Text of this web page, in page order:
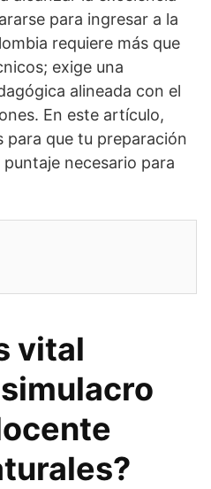
para ingresar a la
requiere más que
exige una
alineada con el
En este artículo,
para que tu preparación
necesario para
vital